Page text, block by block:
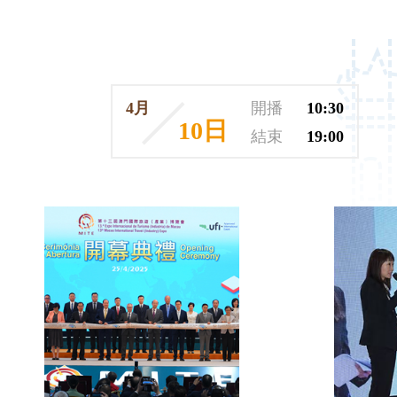
4月
10日
開播
10:30
結束
19:00